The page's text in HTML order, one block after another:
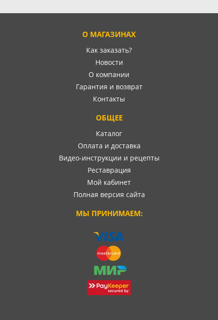
О МАГАЗИНАХ
Как заказать?
Новости
О компании
Гарантия и возврат
Контакты
ОБЩЕЕ
Каталог
Оплата и доставка
Видео-инструкции и рецепты
Реставрация
Мой кабинет
Полная версия сайта
МЫ ПРИНИМАЕМ: